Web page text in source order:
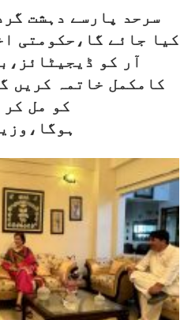
سرحد پارسے دہشت
کیا جائے گا،حکومتی
آر کو
کامکمل خاتمہ کریں
کو مل کر